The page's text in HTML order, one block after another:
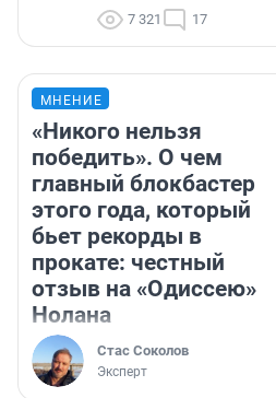
7 321 17
МНЕНИЕ
«Никого нельзя
победить». О чем
главный блокбастер
этого года, который
бьет рекорды в
прокате: честный
отзыв на «Одиссею»
Нолана
Стас Соколов
Эксперт